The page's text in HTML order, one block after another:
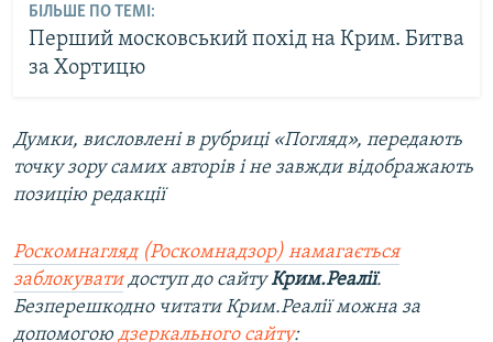
БІЛЬШЕ ПО ТЕМІ:
Перший московський похід на Крим. Битва
за Хортицю
Думки, висловлені в рубриці «Погляд», передають
точку зору самих авторів і не завжди відображають
позицію редакції
Роскомнагляд (Роскомнадзор) намагається
заблокуватидоступ до сайтуКрим.Реалії.
Безперешкодно читати Крим.Реалії можна за
допомогою дзеркального сайту: